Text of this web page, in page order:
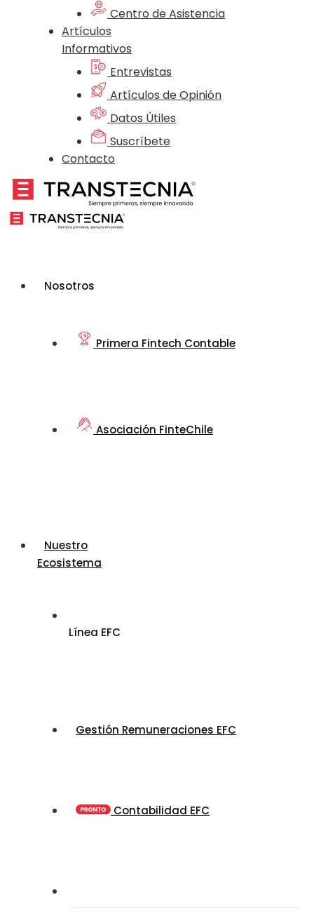
Centro de Asistencia
Artículos
Informativos
Entrevistas
Artículos de Opinión
Datos Útiles
Suscríbete
Contacto
Nosotros
Primera Fintech Contable
Asociación FinteChile
Nuestro
Ecosistema
Línea EFC
Gestión Remuneraciones EFC
Contabilidad EFC